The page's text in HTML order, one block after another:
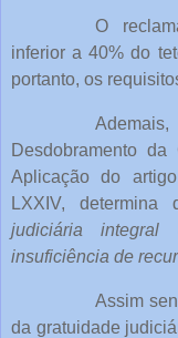
O
inferior a 40% do
portanto, os
Desdobramento
Aplicação do
LXXIV, determina
judiciária integral
insuficiência de
Assim
da gratuidade